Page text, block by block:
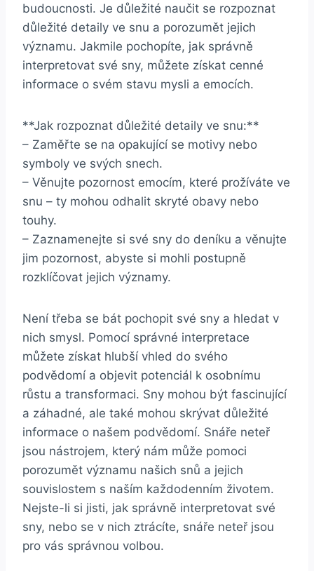
budoucnosti. Je důležité naučit se rozpoznat
důležité detaily ve snu a porozumět jejich
významu. Jakmile pochopíte, jak správně
interpretovat své sny, můžete získat cenné
informace o svém stavu mysli a emocích.
**Jak rozpoznat důležité detaily ve snu:**
– Zaměřte se na opakující se motivy nebo
symboly ve svých snech.
– Věnujte pozornost emocím, které prožíváte ve
snu – ty mohou odhalit skryté obavy nebo
touhy.
– Zaznamenejte si své sny do deníku a věnujte
jim pozornost, abyste si mohli postupně
rozklíčovat jejich významy.
Není třeba se bát pochopit své sny a hledat v
nich smysl. Pomocí správné interpretace
můžete získat hlubší vhled do svého
podvědomí a objevit potenciál k osobnímu
růstu a transformaci. Sny mohou být fascinující
a záhadné, ale také mohou skrývat důležité
informace o našem podvědomí. Snáře neteř
jsou nástrojem, který nám může pomoci
porozumět významu našich snů a jejich
souvislostem s naším každodenním životem.
Nejste-li si jisti, jak správně interpretovat své
sny, nebo se v nich ztrácíte, snáře neteř jsou
pro vás správnou volbou.